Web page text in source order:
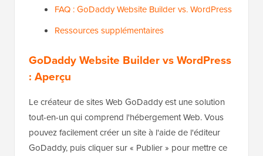
FAQ : GoDaddy Website Builder vs. WordPress
Ressources supplémentaires
GoDaddy Website Builder vs WordPress
: Aperçu
Le créateur de sites Web GoDaddy est une solution
tout-en-un qui comprend l'hébergement Web. Vous
pouvez facilement créer un site à l'aide de l'éditeur
GoDaddy, puis cliquer sur « Publier » pour mettre ce